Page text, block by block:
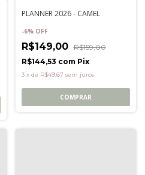
PLANNER 2026 - CAMEL
-6% OFF
R$149,00 R$159,00
R$144,53 com Pix
3 x de R$49,67 sem juros
COMPRAR